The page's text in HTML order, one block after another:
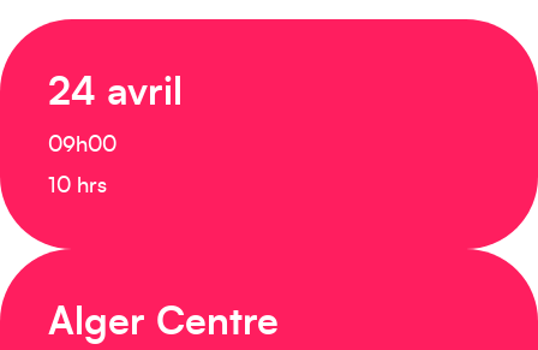
24 avril
09h00
10 hrs
Alger Centre